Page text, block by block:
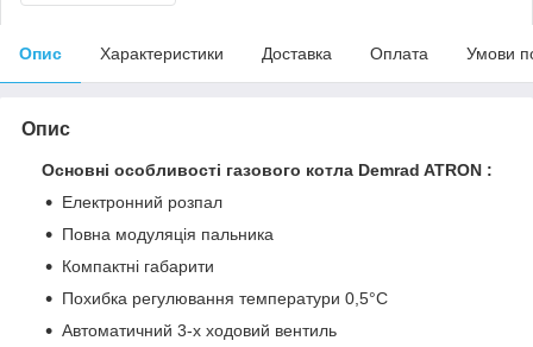
Опис Характеристики Доставка Оплата Умови
Опис
Основні особливості газового котла Demrad ATRON :
Електронний розпал
Повна модуляція пальника
Компактні габарити
Похибка регулювання температури 0,5°С
Автоматичний 3-х ходовий вентиль